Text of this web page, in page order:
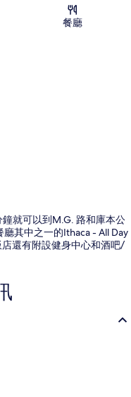
餐廳
就可以到M.G. 路和庫本公
其中之一的Ithaca - All Day
還有附設健身中心和酒吧/